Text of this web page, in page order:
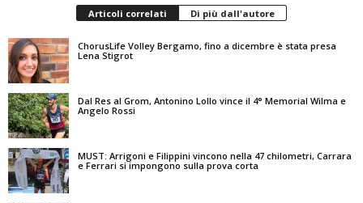
Articoli correlati Di più dall'autore
ChorusLife Volley Bergamo, fino a dicembre è stata presa
Lena Stigrot
Dal Res al Grom, Antonino Lollo vince il 4° Memorial Wilma e
Angelo Rossi
MUST: Arrigoni e Filippini vincono nella 47 chilometri, Carrara
e Ferrari si impongono sulla prova corta